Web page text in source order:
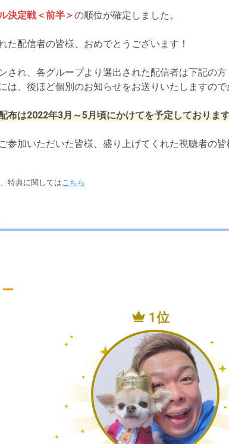
決定戦＜前半＞の順位が確定しました。
た配信者の皆様、おめでとうございます！
され、各グループより選出された配信者は下記の
は、後ほど個別のお知らせをお送りいたしますの
布は2022年3月～5月頃にかけてを予定しておりま
参加いただいた皆様、盛り上げてくれた視聴者の
特典に関してはこちら
1位